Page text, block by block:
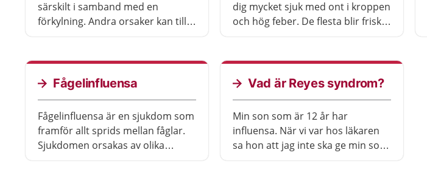
särskilt i samband med en
förkylning. Andra orsaker kan till
går besvären över av sig själv,
men ibland behövs behandling.
dig mycket sjuk med ont i kroppen
och hög feber. De flesta blir friska
Fågelinfluensa
Fågelinfluensa är en sjukdom som
framför allt sprids mellan fåglar.
Sjukdomen orsakas av olika
Vad är Reyes syndrom?
Min son som är 12 år har
influensa. När vi var hos läkaren
sa hon att jag inte ska ge min son